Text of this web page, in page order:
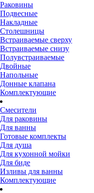
Раковины
Подвесные
Накладные
Столешницы
Встраиваемые сверху
Встраиваемые снизу
Полувстраиваемые
Двойные
Напольные
Донные клапана
Комплектующие
Смесители
Для раковины
Для ванны
Готовые комплекты
Для душа
Для кухонной мойки
Для биде
Изливы для ванны
Комплектующие